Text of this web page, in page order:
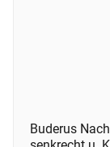
Buderus